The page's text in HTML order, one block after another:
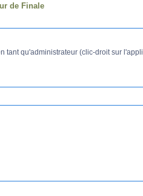
de Finale
tant qu'administrateur (clic-droit sur